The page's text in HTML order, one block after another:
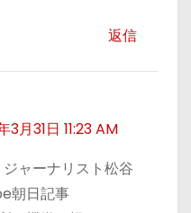
返信
3月31日 11:23 AM
ャーナリスト松谷
朝日記事